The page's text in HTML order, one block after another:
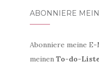
ABONNIERE
Abonniere meine
meinen To-do-